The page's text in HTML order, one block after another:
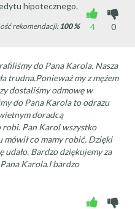
hipotecznego.
4
0
rekomendacji:100%
do Pana Karola. Nasza
trudna.Ponieważ my z mężem
dostaliśmy odmowę w
do Pana Karola to odrazu
doradcą
Pan Karol wszystko
mówił co mamy robić. Dzięki
udało. Bardzo dziękujemy za
Karola.I bardzo